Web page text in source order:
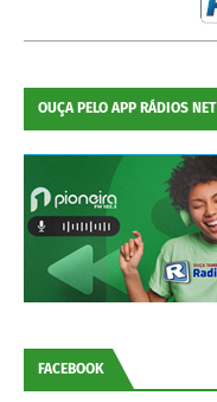
OUÇA PELO APP RÁDIOS NET
FACEBOOK